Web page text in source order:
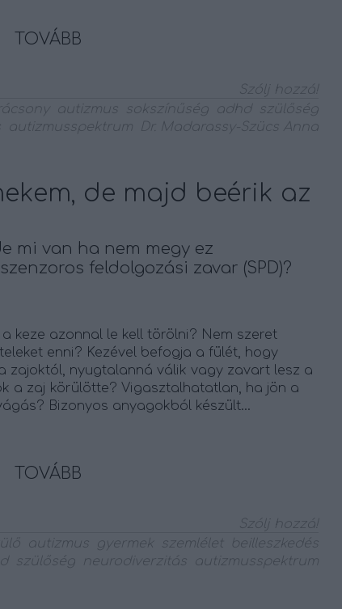
TOVÁBB
Szólj hozzá!
autizmus sokszínűség adhd
szülőség
autizmusspektrum Dr. Madarassy-Szücs Anna
de majd beérik az
mi van ha nem megy ez
feldolgozási zavar (SPD)?
keze azonnal le kell törölni? Nem szeret
enni? Kezével befogja a fülét, hogy
zajoktól, nyugtalanná válik vagy zavart lesz a
a zaj körülötte? Vigasztalhatatlan, ha jön a
Bizonyos anyagokból készült…
TOVÁBB
Szólj hozzá!
autizmus gyermek szemlélet
beilleszkedés
szülőség neurodiverzitás autizmusspektrum